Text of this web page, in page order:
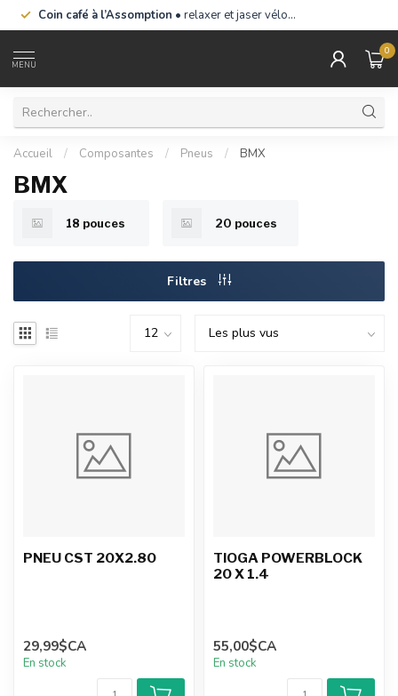
Coin café à l’Assomption • relaxer et jaser vélo…
MENU
0
Accueil / Composantes / Pneus / BMX
BMX
18 pouces 20 pouces
Filtres
PNEU CST 20X2.80
29,99$CA
En stock
TIOGA POWERBLOCK
20 X 1.4
55,00$CA
En stock